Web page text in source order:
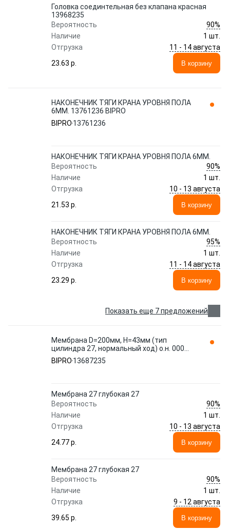
Головка соединтельная без клапана красная
13968235
Вероятность
90%
Наличие
1 шт.
Отгрузка
11 - 14 августа
23.63 p.
В корзину
НАКОНЕЧНИК ТЯГИ КРАНА УРОВНЯ ПОЛА
6MM. 13761236 BIPRO
BIPRO 13761236
НАКОНЕЧНИК ТЯГИ КРАНА УРОВНЯ ПОЛА 6MM.
Вероятность
90%
Наличие
1 шт.
Отгрузка
10 - 13 августа
21.53 p.
В корзину
НАКОНЕЧНИК ТЯГИ КРАНА УРОВНЯ ПОЛА 6MM.
Вероятность
95%
Наличие
1 шт.
Отгрузка
11 - 14 августа
23.29 p.
В корзину
Показать еще 7 предложений
Мембрана D=200мм, H=43мм (тип
цилиндра 27, нормальный ход) о.н. 000
431 38 28 (M2710016) 13687235 BIPRO
BIPRO 13687235
Мембрана 27 глубокая 27
Вероятность
90%
Наличие
1 шт.
Отгрузка
10 - 13 августа
24.77 p.
В корзину
Мембрана 27 глубокая 27
Вероятность
90%
Наличие
1 шт.
Отгрузка
9 - 12 августа
39.65 p.
В корзину